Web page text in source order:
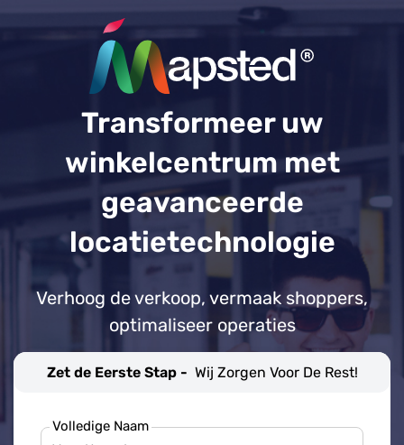
Transformeer uw
winkelcentrum met
geavanceerde
locatietechnologie
Verhoog de verkoop, vermaak shoppers,
optimaliseer operaties
Zet de Eerste Stap - Wij Zorgen Voor De Rest!
Volledige Naam